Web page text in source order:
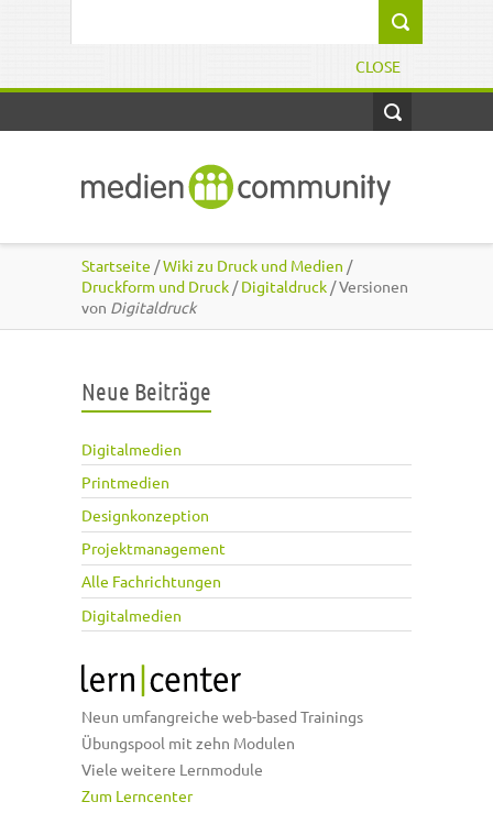
CLOSE
Startseite /Wiki zu Druck und Medien /
Druckform und Druck /Digitaldruck / Versionen
von Digitaldruck
Neue Beiträge
Digitalmedien
Printmedien
Designkonzeption
Projektmanagement
Alle Fachrichtungen
Digitalmedien
Neun umfangreiche web-based Trainings
Übungspool mit zehn Modulen
Viele weitere Lernmodule
Zum Lerncenter